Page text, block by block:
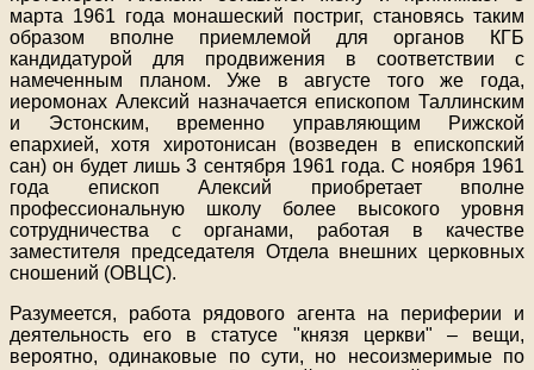
марта 1961 года монашеский постриг, становясь таким
образом вполне приемлемой для органов КГБ
кандидатурой для продвижения в соответствии с
намеченным планом. Уже в августе того же года,
иеромонах Алексий назначается епископом Таллинским
и Эстонским, временно управляющим Рижской
епархией, хотя хиротонисан (возведен в епископский
сан) он будет лишь 3 сентября 1961 года. С ноября 1961
года епископ Алексий приобретает вполне
профессиональную школу более высокого уровня
сотрудничества с органами, работая в качестве
заместителя председателя Отдела внешних церковных
сношений (ОВЦС).
Разумеется, работа рядового агента на периферии и
деятельность его в статусе "князя церкви" – вещи,
вероятно, одинаковые по сути, но несоизмеримые по